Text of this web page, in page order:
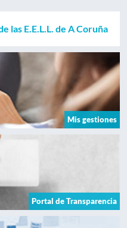
las E.E.L.L. de A Coruña
Mis gestiones
Portal de Transparencia